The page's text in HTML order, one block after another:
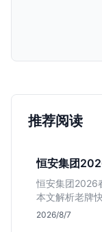
推荐阅读
恒安集团
恒安集团2026
本文解析老牌
策链条长的局
2026/8/7